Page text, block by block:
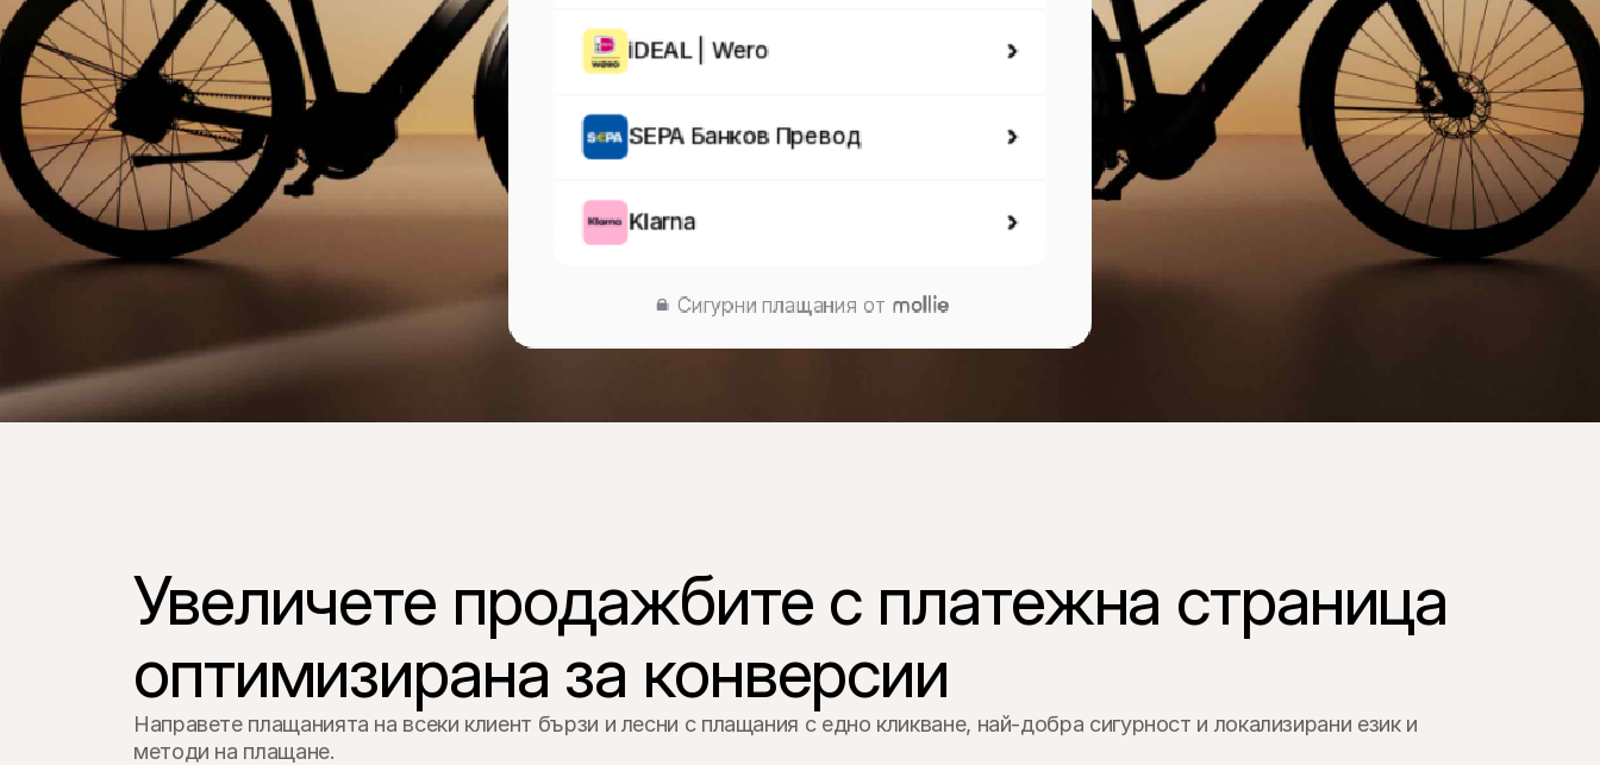
iDEAL | Wero
SEPA Банков Превод
Klarna
Сигурни плащания от
Увеличете продажбите с платежна страница
оптимизирана за конверсии
Направете плащанията на всеки клиент бързи и лесни с плащания с едно кликване, най-добра сигурност и локализирани език и
методи на плащане.